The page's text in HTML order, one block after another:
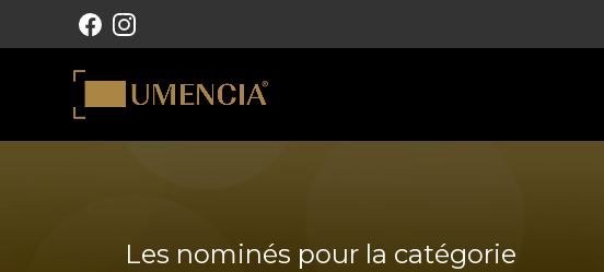
NAVIGATION PRINCIPALE
Les nominés pour la catégorie